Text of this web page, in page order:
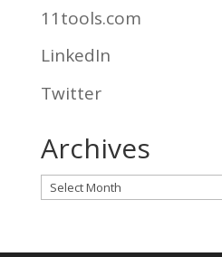
11tools.com
LinkedIn
Twitter
Archives
Archives